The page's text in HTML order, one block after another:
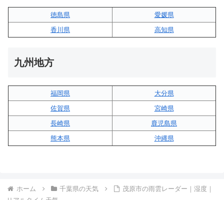
徳島県
愛媛県
香川県
高知県
九州地方
福岡県
大分県
佐賀県
宮崎県
長崎県
鹿児島県
熊本県
沖縄県
ホーム 千葉県の天気
茂原市の雨雲レーダー｜湿度｜